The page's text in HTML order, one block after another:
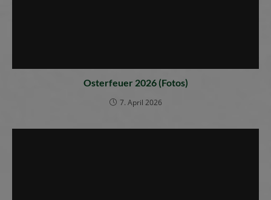
Osterfeuer 2026 (Fotos)
7. April 2026